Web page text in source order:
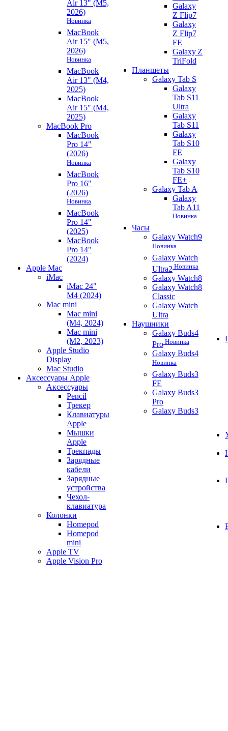
Air 13" (M5,
2026)
Новинка
MacBook
Air 15" (M5,
2026)
Новинка
MacBook
Air 13" (M4,
2025)
MacBook
Air 15" (M4,
2025)
MacBook Pro
MacBook
Pro 14"
(2026)
Новинка
MacBook
Pro 16"
(2026)
Новинка
MacBook
Pro 14"
(2025)
MacBook
Pro 14"
(2024)
Apple Mac
iMac
iMac 24"
M4 (2024)
Mac mini
Mac mini
(M4, 2024)
Mac mini
(M2, 2023)
Apple Studio
Display
Mac Studio
Аксессуары Apple
Аксессуары
Pencil
Трекер
Клавиатуры
Apple
Мышки
Apple
Трекпады
Зарядные
кабели
Зарядные
устройства
Чехол-
клавиатура
Колонки
Homepod
Homepod
mini
Apple TV
Apple Vision Pro
Galaxy
Z Flip7
Galaxy
Z Flip7
FE
Galaxy Z
TriFold
Планшеты
Galaxy Tab S
Galaxy
Tab S11
Ultra
Galaxy
Tab S11
Galaxy
Tab S10
FE
Galaxy
Tab S10
FE+
Galaxy Tab A
Galaxy
Tab A11
Новинка
Часы
Galaxy Watch9
Новинка
Galaxy Watch
Ultra2 Новинка
Galaxy Watch8
Galaxy Watch8
Classic
Galaxy Watch
Ultra
Наушники
Galaxy Buds4
Pro Новинка
Galaxy Buds4
Новинка
Galaxy Buds3
FE
Galaxy Buds3
Pro
Galaxy Buds3